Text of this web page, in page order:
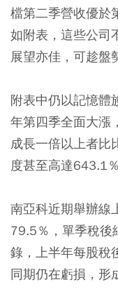
檔第二季營收優於
如附表，這些公司
展望亦佳，可趁盤
附表中仍以記憶體
年第四季全面大漲
成長一倍以上者比
度甚至高達643.1％
南亞科近期舉辦線
79.5％，單季稅後
錄，上半年每股稅
同期仍在虧損，形